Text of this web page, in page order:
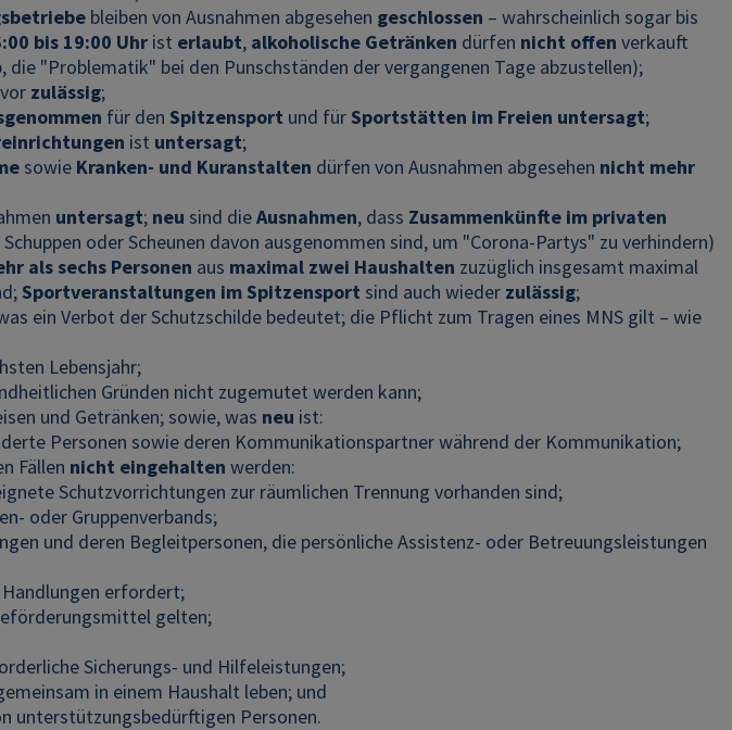
bleiben von Ausnahmen abgesehen geschlossen – wahrscheinlich sogar bis
bis 19:00 Uhr ist erlaubt, alkoholische Getränken dürfen nicht offen verkauft
"Problematik" bei den Punschständen der vergangenen Tage abzustellen);
zulässig;
für den Spitzensport und fürSportstätten im Freien untersagt;
ist untersagt;
sowie Kranken- und Kuranstalten dürfen von Ausnahmen abgesehen nicht mehr
untersagt; neu sind dieAusnahmen, dass Zusammenkünfte im privaten
oder Scheunen davon ausgenommen sind, um "Corona-Partys" zu verhindern)
als sechs Personen aus maximal zwei Haushalten zuzüglich insgesamt maximal
Sportveranstaltungen im Spitzensport sind auch wieder zulässig;
ein Verbot der Schutzschilde bedeutet; die Pflicht zum Tragen eines MNS gilt – wie
Lebensjahr;
Gründen nicht zugemutet werden kann;
und Getränken; sowie, was neu ist:
Personen sowie deren Kommunikationspartner während der Kommunikation;
Fällen nicht eingehalten werden:
Schutzvorrichtungen zur räumlichen Trennung vorhanden sind;
oder Gruppenverbands;
und deren Begleitpersonen, die persönliche Assistenz- oder Betreuungsleistungen
erfordert;
gelten;
Sicherungs- und Hilfeleistungen;
in einem Haushalt leben; und
unterstützungsbedürftigen Personen.